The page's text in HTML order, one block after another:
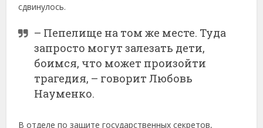
сдвинулось.
– Пепелище на том же месте. Туда
запросто могут залезать дети,
боимся, что может произойти
трагедия, – говорит Любовь
Науменко.
В отделе по защите государственных секретов,